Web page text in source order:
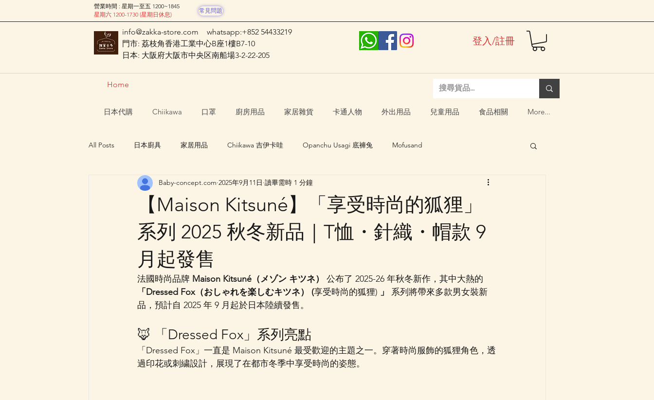
營業時間 : 星期一至五 1200~1845
星期六 1200-1730 (星期日休息)
常見問題
info@zakka-store.com
whatsapp:+852 54433219
門市: 荔枝角香港工業中心B座1樓B7-10
日本: 大阪府大阪市中央区南船場3-2-22-205
登入/註冊
Home
日本代購 Chiikawa 口罩 廚房用品 家居雜貨 卡通人物 外出用品 兒童用品 食品相關 More...
All Posts 日本廚具 家居用品 Chiikawa 吉伊卡哇 Opanchu Usagi 底褲兔 Mofusand
Nagano Characters 長野角色 日本口罩 其他卡通人物
【Maison Kitsuné】「享受時尚的狐狸」
系列 2025 秋冬新品｜T恤・針織・帽款 9
月起發售
Baby-concept.com 2025年9月11日 讀畢需時 1 分鐘
法國時尚品牌 Maison Kitsuné（メゾン キツネ）
公布了 2025-26 年秋冬新作，其中大熱的
「Dressed Fox（おしゃれを楽しむキツネ） (享受時尚的狐狸) 」
系列將帶來多款男女裝新
品，預計自 2025 年 9 月起於日本陸續發售。
🦊 「Dressed Fox」系列亮點
「Dressed Fox」一直是 Maison Kitsuné 最受歡迎的主題之一。穿著時尚服飾的狐狸角色，透
過印花或刺繍設計，展現了在都市冬季中享受時尚的姿態。